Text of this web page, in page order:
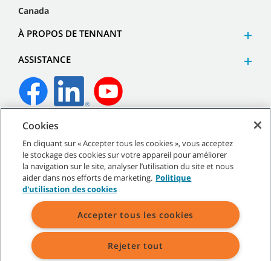
Canada
À PROPOS DE TENNANT
ASSISTANCE
©2026Tennant Company. Tous droits réservés.
Plan du site|Politiques générales| Conditions d’utilisation
Conditions de vente
Cookies
En cliquant sur « Accepter tous les cookies », vous acceptez
le stockage des cookies sur votre appareil pour améliorer
la navigation sur le site, analyser l’utilisation du site et nous
aider dans nos efforts de marketing. Politique
d'utilisation des cookies
Accepter tous les cookies
Rejeter tout